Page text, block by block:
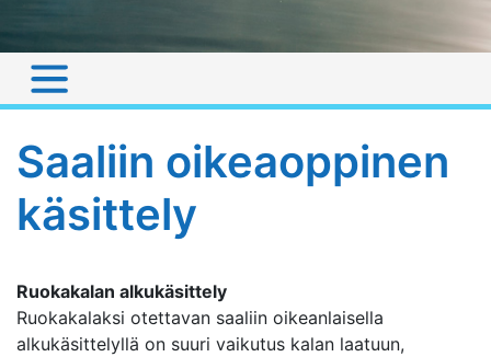
Saaliin oikeaoppinen
käsittely
Ruokakalan alkukäsittely
Ruokakalaksi otettavan saaliin oikeanlaisella
alkukäsittelyllä on suuri vaikutus kalan laatuun,